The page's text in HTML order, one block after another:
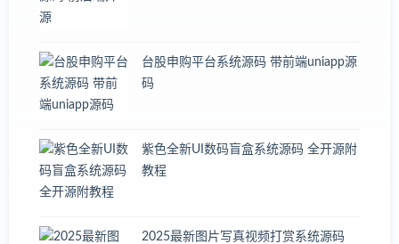
台股申购平台系统源码 带前端uniapp源
码
紫色全新UI数码盲盒系统源码 全开源附
教程
2025最新图片写真视频打赏系统源码